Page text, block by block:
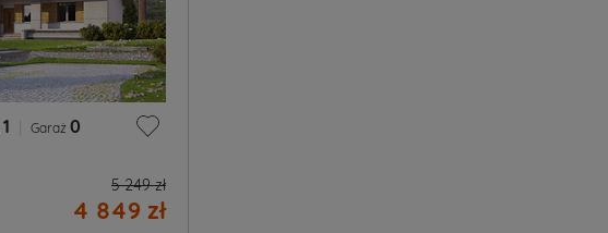
1 Garaż 0
5 249 zł
4 849 zł